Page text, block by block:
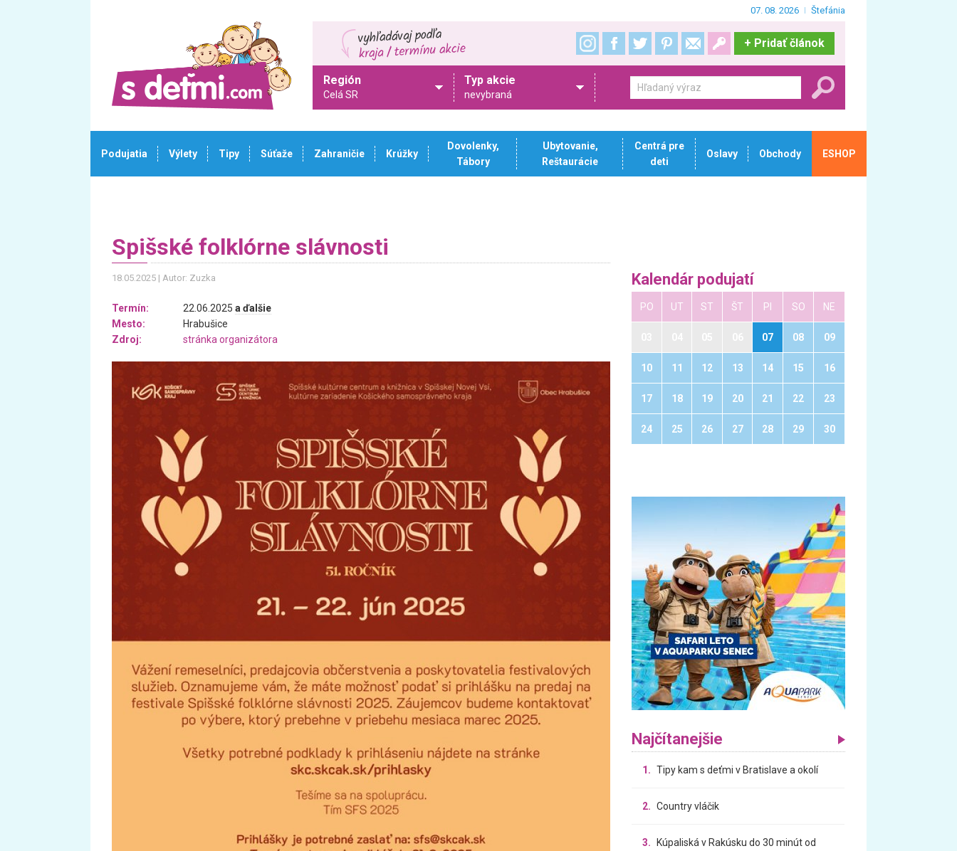
07. 08. 2026 Štefánia
+ Pridať článok
Región
Celá SR
Typ akcie
nevybraná
Podujatia Výlety Tipy Súťaže Zahraničie Krúžky
Dovolenky,
Tábory
Ubytovanie,
Reštaurácie
Centrá pre
deti
Oslavy Obchody ESHOP
Spišské folklórne slávnosti
18.05.2025 Autor: Zuzka
Termín: 22.06.2025 a ďalšie
Mesto:
Hrabušice
Zdroj:
stránka organizátora
Kalendár podujatí
PO UT ST ŠT PI SO NE
07 08 09
10 11 12 13 14 15 16
17 18 19 20 21 22 23
24 25 26 27 28 29 30
Najčítanejšie
1. Tipy kam s deťmi v Bratislave a okolí
2. Country vláčik
3.
Kúpaliská v Rakúsku do 30 minút od